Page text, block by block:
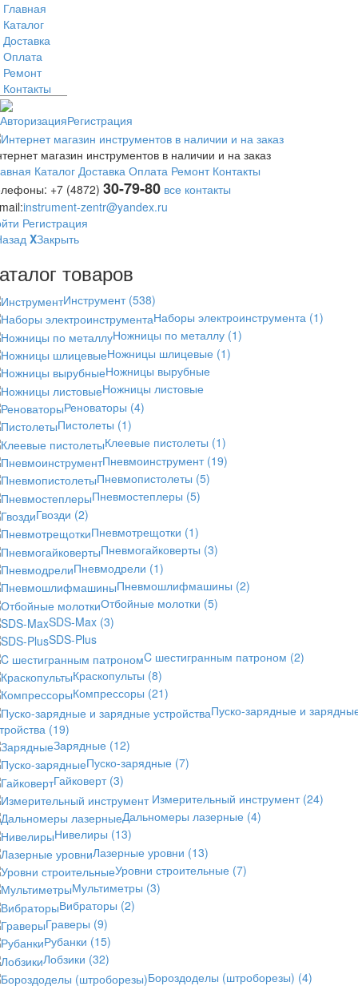
Главная
Каталог
Доставка
Оплата
Ремонт
Контакты
АвторизацияРегистрация
магазин инструментов в наличии и на заказ
Каталог Доставка Оплата Ремонт Контакты
+7 (4872) 30-79-80 все контакты
instrument-zentr@yandex.ru
Регистрация
XЗакрыть
товаров
Инструмент (538)
Наборы электроинструмента (1)
Ножницы по металлу (1)
Ножницы шлицевые (1)
Ножницы вырубные
Ножницы листовые
Реноваторы (4)
Пистолеты (1)
Клеевые пистолеты (1)
Пневмоинструмент (19)
Пневмопистолеты (5)
Пневмостеплеры (5)
Гвозди (2)
Пневмотрещотки (1)
Пневмогайковерты (3)
Пневмодрели (1)
Пневмошлифмашины (2)
Отбойные молотки (5)
SDS-Max (3)
SDS-Plus
C шестигранным патроном (2)
Краскопульты (8)
Компрессоры (21)
Пуско-зарядные и
(19)
Зарядные (12)
Пуско-зарядные (7)
Гайковерт (3)
Измерительный инструмент (24)
Дальномеры лазерные (4)
Нивелиры (13)
Лазерные уровни (13)
Уровни строительные (7)
Мультиметры (3)
Вибраторы (2)
Граверы (9)
Рубанки (15)
Лобзики (32)
Бороздоделы (штроборезы) (4)